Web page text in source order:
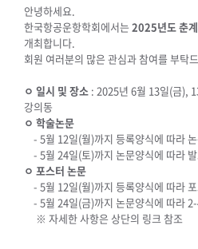
안녕하세요.
한국항공운항학회에서는 2025년도 춘
개최합니다.
회원 여러분의 많은 관심과 참여를 부탁
ㅇ 일시 및 장소 : 2025년 6월 13일(금),
강의동
ㅇ 학술논문
- 5월 12일(월)까지 등록양식에 따라
- 5월 24일(토)까지 논문양식에 따라
ㅇ 포스터 논문
- 5월 12일(월)까지 등록양식에 따라
- 5월 24일(금)까지 논문양식에 따라
※ 자세한 사항은 상단의 링크 참조